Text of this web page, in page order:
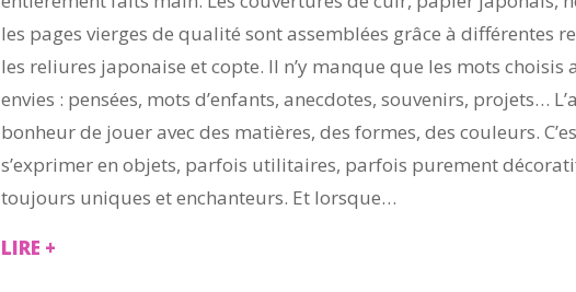
les pages vierges de qualité sont assemblées grâce à différentes
les reliures japonaise et copte. Il n’y manque que les mots choisis
envies : pensées, mots d’enfants, anecdotes, souvenirs, projets…
bonheur de jouer avec des matières, des formes, des couleurs.
s’exprimer en objets, parfois utilitaires, parfois purement
toujours uniques et enchanteurs. Et lorsque…
LIRE +